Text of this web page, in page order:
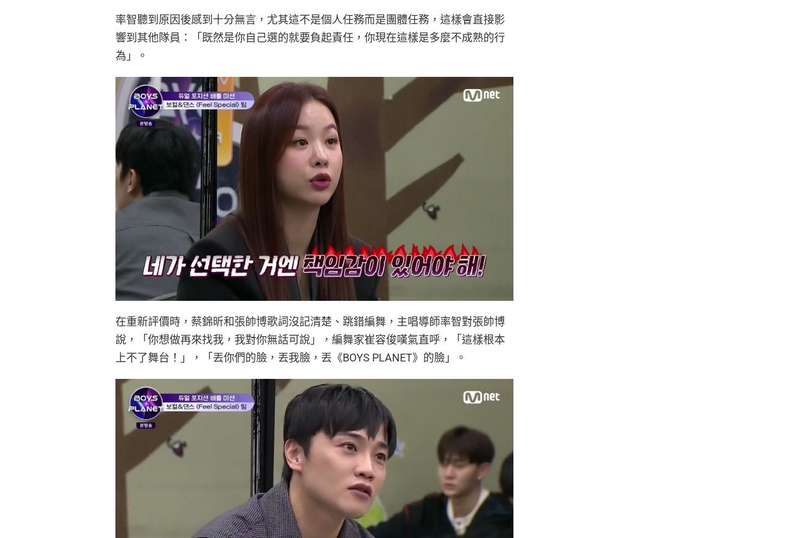
率智聽到原因後感到十分無言，尤其這不是個人任務而是團體任務，這樣會直接影
響到其他隊員：「既然是你自己選的就要負起責任，你現在這樣是多麼不成熟的行
為」。
在重新評價時，蔡錦昕和張帥博歌詞沒記清楚、跳錯編舞，主唱導師率智對張帥博
說，「你想做再來找我，我對你無話可說」，編舞家崔容俊嘆氣直呼，「這樣根本
上不了舞台！」，「丟你們的臉，丟我臉，丟《BOYS PLANET》的臉」。